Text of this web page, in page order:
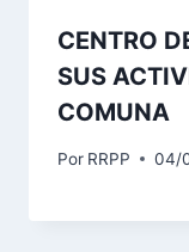
CENTRO
SUS
COMUNA
Por RRPP 04/